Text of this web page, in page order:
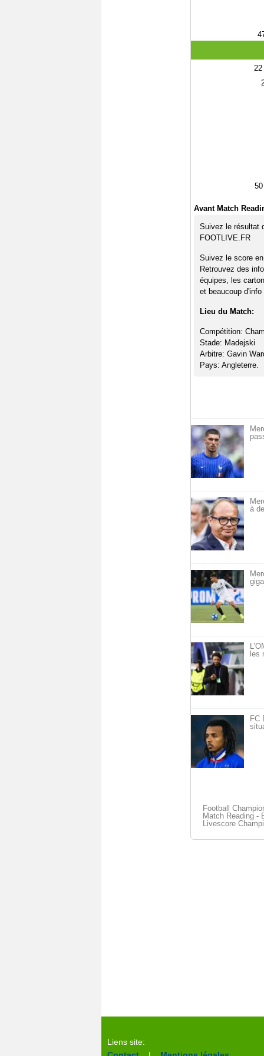
22
50
Avant Match
Suivez le résultat
FOOTLIVE.FR
Suivez le score
Retrouvez des
équipes, les
et beaucoup
Lieu du Match:
Compétition:
Stade: Madejski
Arbitre: Gavin
Pays: Angleterre.
à
les
FC
Football
Match Reading -
Livescore
Liens site: